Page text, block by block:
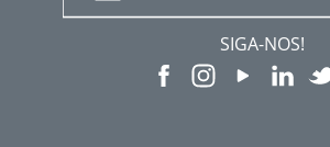
SIGA-NOS!